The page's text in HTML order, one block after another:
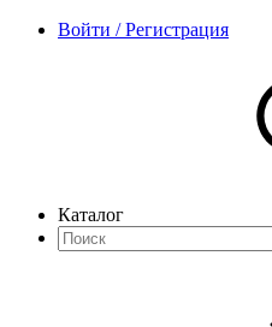
Войти / Регистрация
Каталог